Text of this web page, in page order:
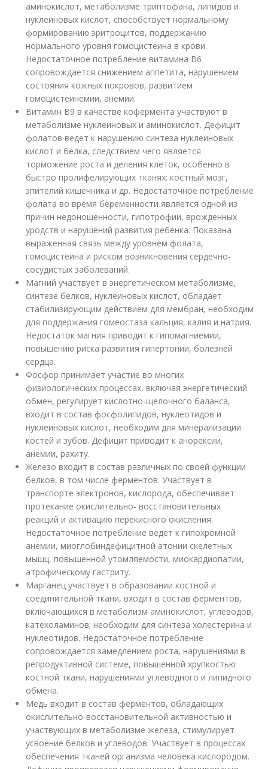
аминокислот, метаболизме триптофана, липидов и
нуклеиновых кислот, способствует нормальному
формированию эритроцитов, поддержанию
нормального уровня гомоцистеина в крови.
Недостаточное потребление витамина В6
сопровождается снижением аппетита, нарушением
состояния кожных покровов, развитием
гомоцистеинемии, анемии.
Витамин В9 в качестве кофермента участвуют в
метаболизме нуклеиновых и аминокислот. Дефицит
фолатов ведет к нарушению синтеза нуклеиновых
кислот и белка, следствием чего является
торможение роста и деления клеток, особенно в
быстро пролифелирующих тканях: костный мозг,
эпителий кишечника и др. Недостаточное потребление
фолата во время беременности является одной из
причин недоношенности, гипотрофии, врожденных
уродств и нарушений развития ребенка. Показана
выраженная связь между уровнем фолата,
гомоцистеина и риском возникновения сердечно-
сосудистых заболеваний.
Магний участвует в энергетическом метаболизме,
синтезе белков, нуклеиновых кислот, обладает
стабилизирующим действием для мембран, необходим
для поддержания гомеостаза кальция, калия и натрия.
Недостаток магния приводит к гипомагниемии,
повышению риска развития гипертонии, болезней
сердца.
Фосфор принимает участие во многих
физиологических процессах, включая энергетический
обмен, регулирует кислотно-щелочного баланса,
входит в состав фосфолипидов, нуклеотидов и
нуклеиновых кислот, необходим для минерализации
костей и зубов. Дефицит приводит к анорексии,
анемии, рахиту.
Железо входит в состав различных по своей функции
белков, в том числе ферментов. Участвует в
транспорте электронов, кислорода, обеспечивает
протекание окислительно- восстановительных
реакций и активацию перекисного окисления.
Недостаточное потребление ведет к гипохромной
анемии, миоглобиндефицитной атонии скелетных
мышц, повышенной утомляемости, миокардиопатии,
атрофическому гастриту.
Марганец участвует в образовании костной и
соединительной ткани, входит в состав ферментов,
включающихся в метаболизм аминокислот, углеводов,
катехоламинов; необходим для синтеза холестерина и
нуклеотидов. Недостаточное потребление
сопровождается замедлением роста, нарушениями в
репродуктивной системе, повышенной хрупкостью
костной ткани, нарушениями углеводного и липидного
обмена.
Медь входит в состав ферментов, обладающих
окислительно-восстановительной активностью и
участвующих в метаболизме железа, стимулирует
усвоение белков и углеводов. Участвует в процессах
обеспечения тканей организма человека кислородом.